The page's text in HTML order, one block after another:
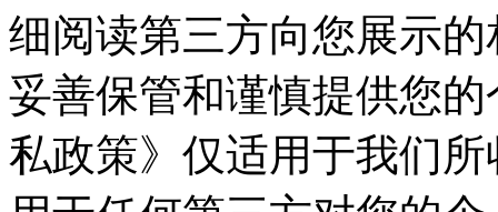
细阅读第三方向您展示
妥善保管和谨慎提供您
私政策》仅适用于我们